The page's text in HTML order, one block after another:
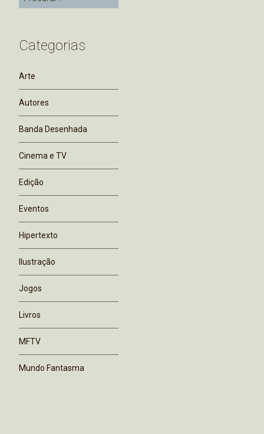
Categorias
Arte
Autores
Banda Desenhada
Cinema e TV
Edição
Eventos
Hipertexto
Ilustração
Jogos
Livros
MFTV
Mundo Fantasma